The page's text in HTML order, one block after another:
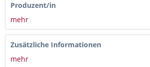
Produzent/in
mehr
Zusätzliche Informationen
mehr